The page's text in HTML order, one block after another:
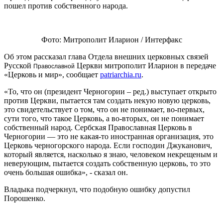
пошел против собственного народа.
Фото: Митрополит Иларион / Интерфакс
Об этом рассказал глава Отдела внешних церковных связей
Русской Православной Церкви митрополит Иларион в передаче
«Церковь и мир», сообщает patriarchia.ru.
«То, что он (президент Черногории – ред.) выступает открыто
против Церкви, пытается там создать некую новую церковь,
это свидетельствует о том, что он не понимает, во-первых,
сути того, что такое Церковь, а во-вторых, он не понимает
собственный народ. Сербская Православная Церковь в
Черногории — это не какая-то иностранная организация, это
Церковь черногорского народа. Если господин Джуканович,
который является, насколько я знаю, человеком некрещеным и
неверующим, пытается создать собственную церковь, то это
очень большая ошибка», - сказал он.
Владыка подчеркнул, что подобную ошибку допустил
Порошенко.